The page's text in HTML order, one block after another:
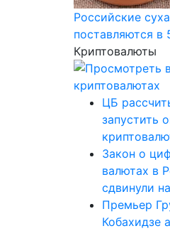
Российские
поставляются в
Криптовалюты
ЦБ
запустить
Закон о
валютах в
сдвинули
Премьер
Кобахидзе